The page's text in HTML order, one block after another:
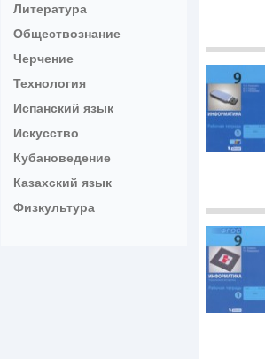
Литература
Обществознание
Черчение
Технология
Испанский язык
Искусство
Кубановедение
Казахский язык
Физкультура